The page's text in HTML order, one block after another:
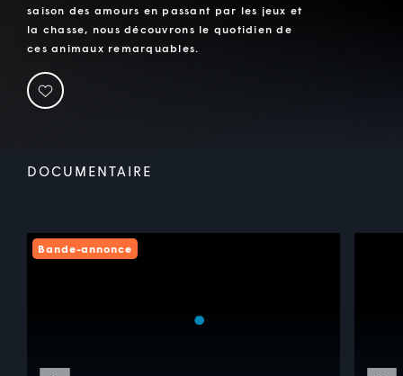
saison des amours en passant par les jeux et
la chasse, nous découvrons le quotidien de
ces animaux remarquables.
DOCUMENTAIRE
Bande-annonce